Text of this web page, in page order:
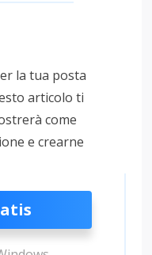
la tua posta
articolo ti
come
e crearne